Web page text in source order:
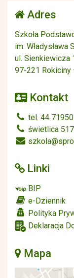
Adres
Szkoła
im. Władysława
ul. Sienkiewicza
97-221 Rokiciny
Kontakt
tel. 44
świetlica
Linki
BIP
e-Dziennik
Polityka
Deklaracja
Mapa